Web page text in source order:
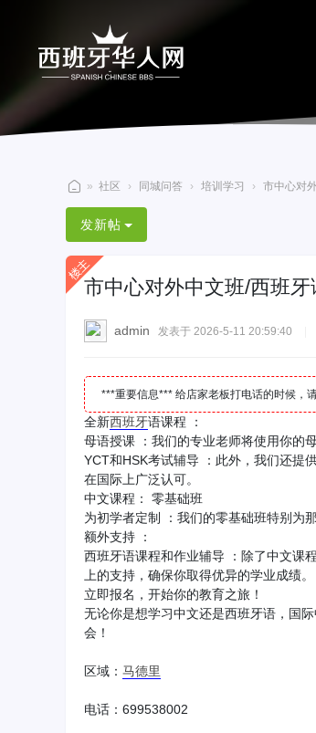
西
班
牙
华
» 社区 › 同城问答 › 培训学习 › 市中心对
发新帖
市中心对外中文班/西班牙
admin 发表于 2026-5-11 20:59:40
***重要信息*** 给店家老板打电话的时候，
全新西班牙语课程 ：
母语授课 ：我们的专业老师将使用你的
YCT和HSK考试辅导 ：此外，我们还提
在国际上广泛认可。
中文课程： 零基础班
为初学者定制 ：我们的零基础班特别为
额外支持 ：
西班牙语课程和作业辅导 ：除了中文课
上的支持，确保你取得优异的学业成绩。
立即报名，开始你的教育之旅！
无论你是想学习中文还是西班牙语，国
会！
区域： 马德里
电话：699538002